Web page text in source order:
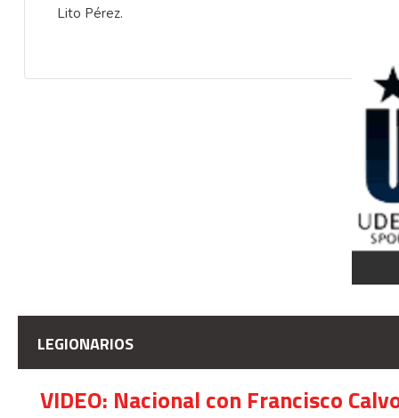
Lito Pérez.
LEGIONARIOS
VIDEO: Nacional con Francisco